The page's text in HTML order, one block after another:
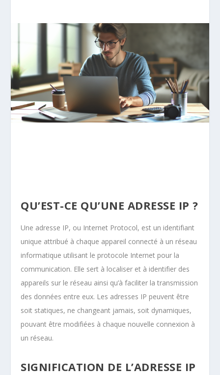
QU’EST-CE QU’UNE ADRESSE IP ?
Une adresse IP, ou Internet Protocol, est un identifiant
unique attribué à chaque appareil connecté à un réseau
informatique utilisant le protocole Internet pour la
communication. Elle sert à localiser et à identifier des
appareils sur le réseau ainsi qu’à faciliter la transmission
des données entre eux. Les adresses IP peuvent être
soit statiques, ne changeant jamais, soit dynamiques,
pouvant être modifiées à chaque nouvelle connexion à
un réseau.
SIGNIFICATION DE L’ADRESSE IP